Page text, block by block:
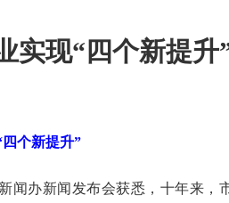
实现“四个新提升
个新提升”
闻办新闻发布会获悉，十年来，